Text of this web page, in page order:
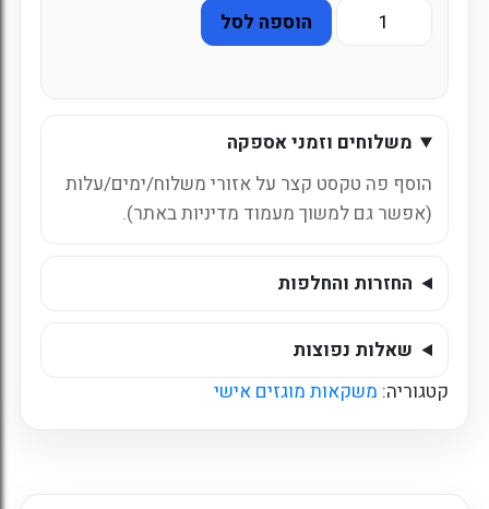
קולומביאני
הוספה לסל
משלוחים וזמני אספקה
הוסף פה טקסט קצר על אזורי משלוח/ימים/עלות
(אפשר גם למשוך מעמוד מדיניות באתר).
החזרות והחלפות
שאלות נפוצות
קטגוריה: משקאות מוגזים אישי